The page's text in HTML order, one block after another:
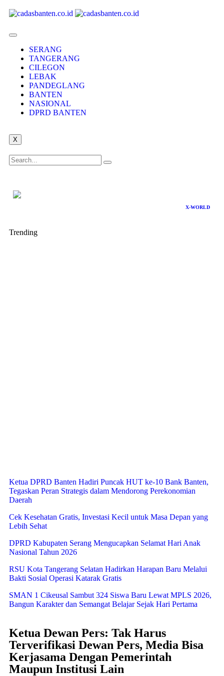
SERANG
TANGERANG
CILEGON
LEBAK
PANDEGLANG
BANTEN
NASIONAL
DPRD BANTEN
X
X-WORLD
Trending
Ketua DPRD Banten Hadiri Puncak HUT ke-10 Bank Banten,
Tegaskan Peran Strategis dalam Mendorong Perekonomian
Daerah
Cek Kesehatan Gratis, Investasi Kecil untuk Masa Depan yang
Lebih Sehat
DPRD Kabupaten Serang Mengucapkan Selamat Hari Anak
Nasional Tahun 2026
RSU Kota Tangerang Selatan Hadirkan Harapan Baru Melalui
Bakti Sosial Operasi Katarak Gratis
SMAN 1 Cikeusal Sambut 324 Siswa Baru Lewat MPLS 2026,
Bangun Karakter dan Semangat Belajar Sejak Hari Pertama
Ketua Dewan Pers: Tak Harus
Terverifikasi Dewan Pers, Media Bisa
Kerjasama Dengan Pemerintah
Maupun Institusi Lain